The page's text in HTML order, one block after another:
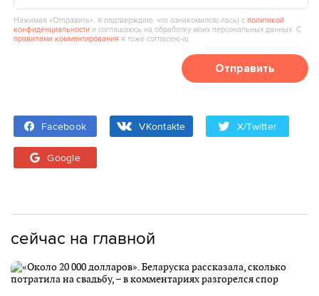
Нажимая «Отправить», я подтверждаю, что ознакомился(‑лась) сполитикой
конфиденциальности и соглашаюсь на обработку моих персональных данных. С
правилами комментирования я тоже согласен(‑а).
Отправить
Facebook VKontakte X/Twitter
Google
сейчас на главной